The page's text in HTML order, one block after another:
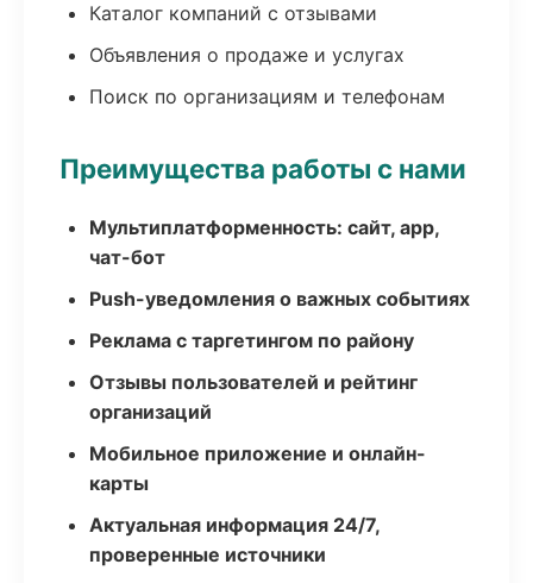
Каталог компаний с отзывами
Объявления о продаже и услугах
Поиск по организациям и телефонам
Преимущества работы с нами
Мультиплатформенность: сайт, app,
чат-бот
Push-уведомления о важных событиях
Реклама с таргетингом по району
Отзывы пользователей и рейтинг
организаций
Мобильное приложение и онлайн-
карты
Актуальная информация 24/7,
проверенные источники